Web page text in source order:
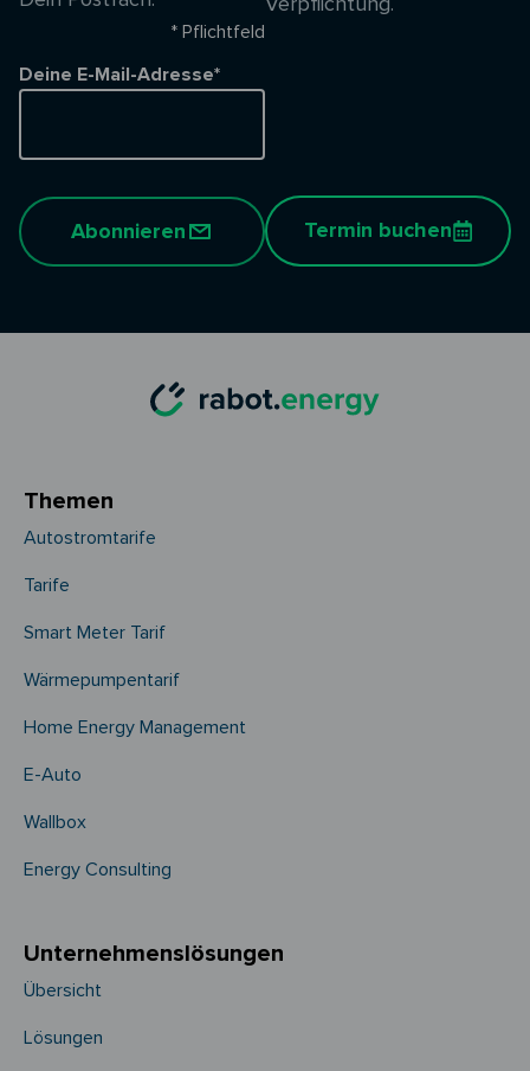
* Pflichtfeld
Deine E-Mail-Adresse*
Abonnieren Termin buchen
Themen
Autostromtarife
Tarife
Smart Meter Tarif
Wärmepumpentarif
Home Energy Management
E-Auto
Wallbox
Energy Consulting
Unternehmens­­lösungen
Übersicht
Lösungen